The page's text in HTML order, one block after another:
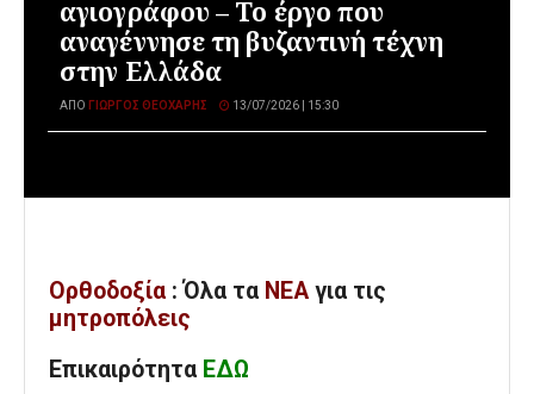
αγιογράφου – Το έργο που
αναγέννησε τη βυζαντινή τέχνη
στην Ελλάδα
ΑΠΌ ΓΙΏΡΓΟΣ ΘΕΟΧΆΡΗΣ 13/07/2026 | 15:30
Ορθοδοξία : Όλα τα ΝΕΑ για τις
μητροπόλεις
Επικαιρότητα ΕΔΩ